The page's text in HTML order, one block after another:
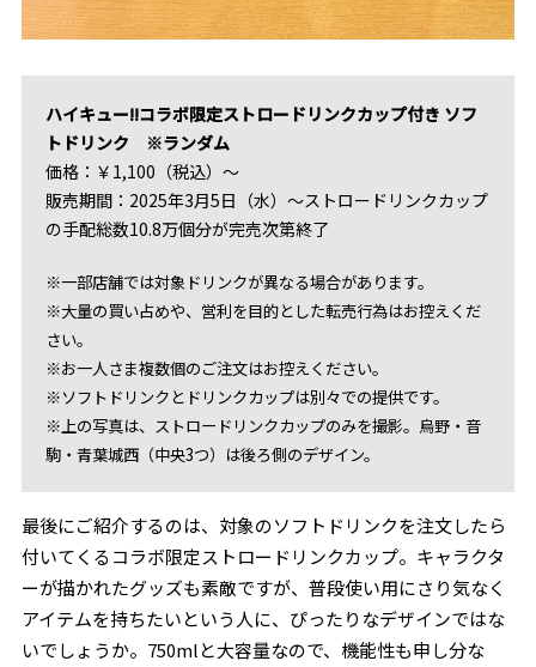
ハイキュー!!コラボ限定ストロードリンクカップ付き ソフ
トドリンク ※ランダム
価格：￥1,100（税込）～
販売期間：2025年3月5日（水）～ストロードリンクカップ
の手配総数10.8万個分が完売次第終了
※一部店舗では対象ドリンクが異なる場合があります。
※大量の買い占めや、営利を目的とした転売行為はお控えくだ
さい。
※お一人さま複数個のご注文はお控えください。
※ソフトドリンクとドリンクカップは別々での提供です。
※上の写真は、ストロードリンクカップのみを撮影。烏野・音
駒・青葉城西（中央3つ）は後ろ側のデザイン。
最後にご紹介するのは、対象のソフトドリンクを注文したら
付いてくるコラボ限定ストロードリンクカップ。キャラクタ
ーが描かれたグッズも素敵ですが、普段使い用にさり気なく
アイテムを持ちたいという人に、ぴったりなデザインではな
いでしょうか。750mlと大容量なので、機能性も申し分な